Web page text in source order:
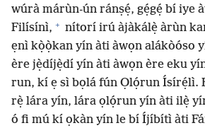
wúrà márùn-ún ránṣẹ́, gẹ́gẹ́ bí iye
Filísínì, + nítorí irú àjàkálẹ̀ àrùn
ẹnì kọ̀ọ̀kan yín àti àwọn alákòóso
ère jẹ̀díjẹ̀dí yín àti àwọn ère eku
run, kí ẹ sì bọlá fún Ọlọ́run Ísírẹ́lì.
rẹ̀ lára yín, lára ọlọ́run yín àti ilẹ̀
ó fi mú kí ọkàn yín le bí Íjíbítì àti